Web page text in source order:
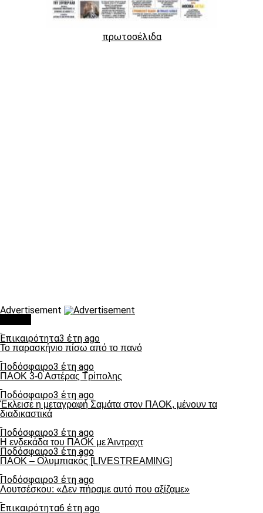
πρωτοσέλιδα
Advertisement
Επικαιρότητα3 έτη ago
Το παρασκήνιο πίσω από το πανό
Ποδόσφαιρο3 έτη ago
ΠΑΟΚ 3-0 Αστέρας Τρίπολης
Ποδόσφαιρο3 έτη ago
Έκλεισε η μεταγραφή Σαμάτα στον ΠΑΟΚ, μένουν τα
διαδικαστικά
Ποδόσφαιρο3 έτη ago
Η ενδεκάδα του ΠΑΟΚ με Άιντραχτ
Ποδόσφαιρο3 έτη ago
ΠΑΟΚ – Ολυμπιακός [LIVESTREAMING]
Ποδόσφαιρο3 έτη ago
Λουτσέσκου: «Δεν πήραμε αυτό που αξίζαμε»
Επικαιρότητα6 έτη ago